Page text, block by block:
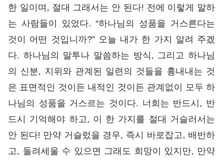
한 일이며, 절대 그래서는 안 된다! 전에 이렇게 말하
는 사람들이 있었다. “하나님의 성품을 거스른다는
것이 어떤 것입니까?” 오늘 내가 한 가지 알려 주겠
다. 하나님의 말투나 말씀하는 방식, 그리고 하나님
의 신분, 지위와 관계된 일련의 것들을 흉내내는 것
은 표면적인 것이든 내적인 것이든 관계없이 모두 하
나님의 성품을 거스르는 것이다. 너희는 반드시, 반
드시 기억해야 하고, 이 한 가지를 절대 거슬러서는
안 된다! 만약 거슬렀을 경우, 즉시 바로잡고, 배반하
고, 돌려세울 수 있으면 그래도 희망이 있지만, 만약